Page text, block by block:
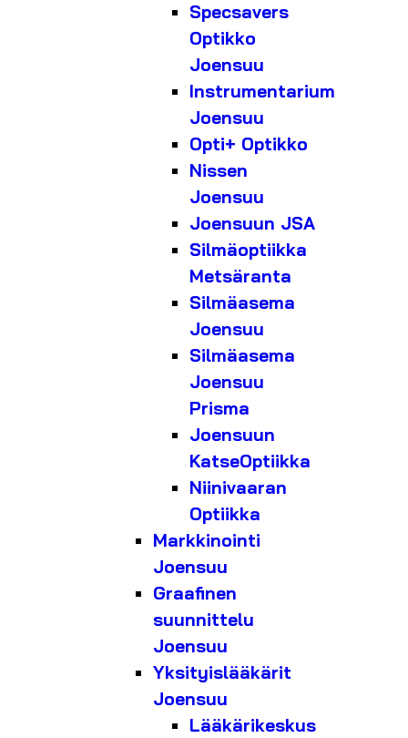
Specsavers
Optikko
Joensuu
Instrumentarium
Joensuu
Opti+ Optikko
Nissen
Joensuu
Joensuun JSA
Silmäoptiikka
Metsäranta
Silmäasema
Joensuu
Silmäasema
Joensuu
Prisma
Joensuun
KatseOptiikka
Niinivaaran
Optiikka
Markkinointi
Joensuu
Graafinen
suunnittelu
Joensuu
Yksityislääkärit
Joensuu
Lääkärikeskus